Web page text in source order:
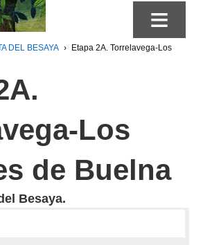
≡
DEL BESAYA ›
Etapa 2A. Torrelavega-Los
Los
de Buelna
Besaya.